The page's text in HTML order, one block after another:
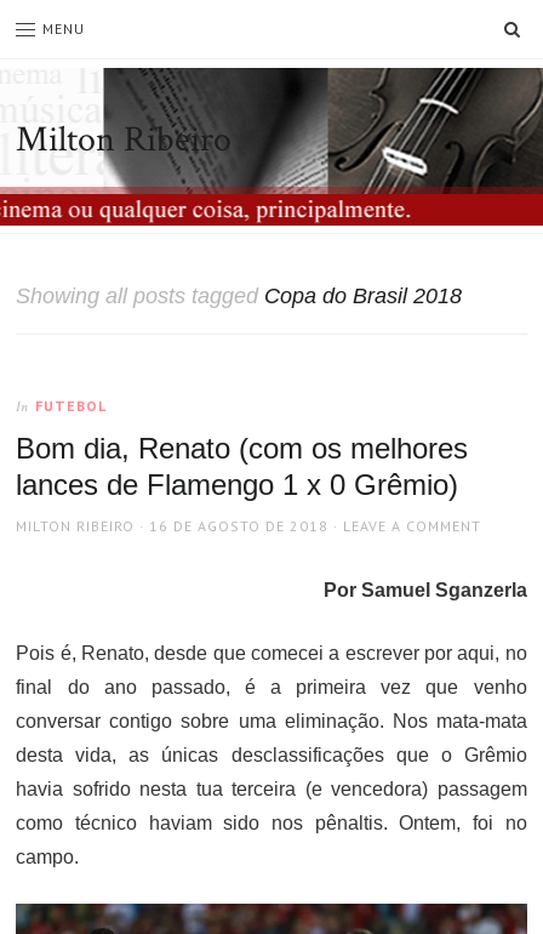
MENU
Milton Ribeiro
Showing all posts tagged Copa do Brasil 2018
In FUTEBOL
Bom dia, Renato (com os melhores
lances de Flamengo 1 x 0 Grêmio)
AUTHOR
MILTON RIBEIRO
POSTED
16 DE AGOSTO DE 2018 LEAVE A COMMENT
Por Samuel Sganzerla
Pois é, Renato, desde que comecei a escrever por aqui, no
final do ano passado, é a primeira vez que venho
conversar contigo sobre uma eliminação. Nos mata-mata
desta vida, as únicas desclassificações que o Grêmio
havia sofrido nesta tua terceira (e vencedora) passagem
como técnico haviam sido nos pênaltis. Ontem, foi no
campo.